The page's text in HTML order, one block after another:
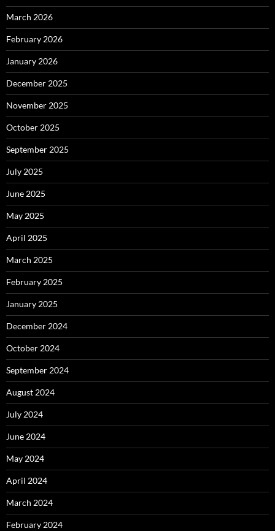
March 2026
February 2026
January 2026
December 2025
November 2025
October 2025
September 2025
July 2025
June 2025
May 2025
April 2025
March 2025
February 2025
January 2025
December 2024
October 2024
September 2024
August 2024
July 2024
June 2024
May 2024
April 2024
March 2024
February 2024